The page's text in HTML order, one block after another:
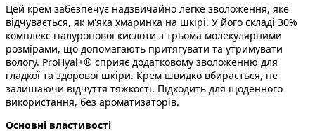
Цей крем забезпечує надзвичайно легке зволоження, яке
відчувається, як м'яка хмаринка на шкірі. У його складі 30%
комплекс гіалуронової кислоти з трьома молекулярними
розмірами, що допомагають притягувати та утримувати
вологу. ProHyal+® сприяє додатковому зволоженню для
гладкої та здорової шкіри. Крем швидко вбирається, не
залишаючи відчуття тяжкості. Підходить для щоденного
використання, без ароматизаторів.
Основні властивості